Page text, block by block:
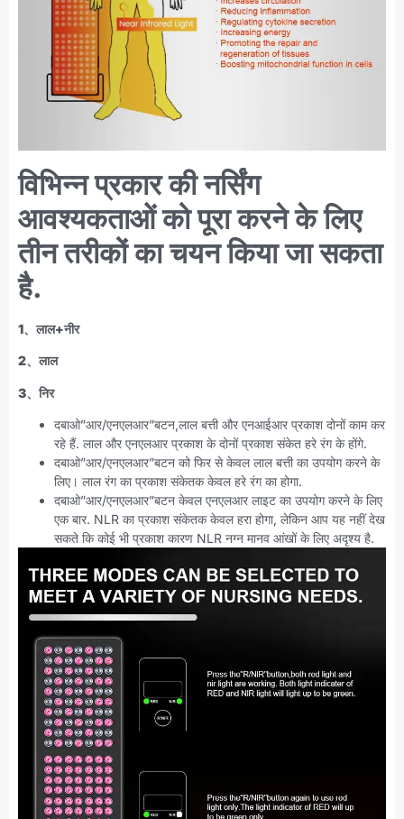
विभिन्न प्रकार की नर्सिंग
आवश्यकताओं को पूरा करने के लिए
तीन तरीकों का चयन किया जा सकता
है.
1、लाल+नीर
2、लाल
3、निर
दबाओ”आर/एनएलआर”बटन,लाल बत्ती और एनआईआर प्रकाश दोनों काम कर
रहे हैं. लाल और एनएलआर प्रकाश के दोनों प्रकाश संकेत हरे रंग के होंगे.
दबाओ”आर/एनएलआर”बटन को फिर से केवल लाल बत्ती का उपयोग करने के
लिए। लाल रंग का प्रकाश संकेतक केवल हरे रंग का होगा.
दबाओ”आर/एनएलआर”बटन केवल एनएलआर लाइट का उपयोग करने के लिए
एक बार. NLR का प्रकाश संकेतक केवल हरा होगा, लेकिन आप यह नहीं देख
सकते कि कोई भी प्रकाश कारण NLR नग्न मानव आंखों के लिए अदृश्य है.